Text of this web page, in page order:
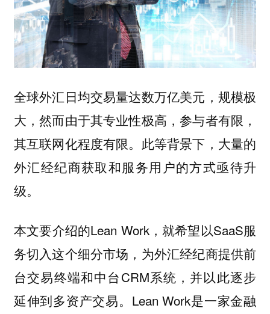
全球外汇日均交易量达数万亿美元 ，规模极
大，然而由于其专业性极高，参与者有限，
其互联网化程度有限。此等背景下，大量的
外汇经纪商获取和服务用户的方式亟待升
级。
本文要介绍的Lean Work，就希望以SaaS服
务切入这个细分市场，为外汇经纪商提供前
台交易终端和中台CRM系统，并以此逐步
延伸到多资产交易。Lean Work是一家金融